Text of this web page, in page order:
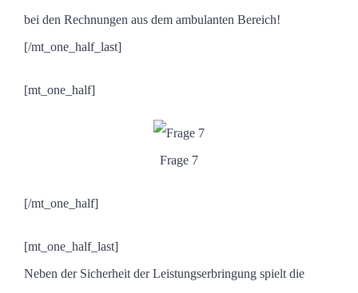
bei den Rechnungen aus dem ambulanten Bereich!
[/mt_one_half_last]
[mt_one_half]
Frage 7
[/mt_one_half]
[mt_one_half_last]
Neben der Sicherheit der Leistungserbringung spielt die